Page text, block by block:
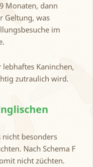
Monaten, dann
Geltung, was
im
lebhaftes Kaninchen,
zutraulich wird.
besonders
Nach Schema F
nicht züchten.